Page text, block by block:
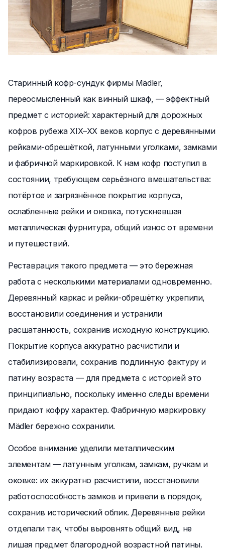
Старинный кофр-сундук фирмы Mädler,
переосмысленный как винный шкаф, — эффектный
предмет с историей: характерный для дорожных
кофров рубежа XIX–XX веков корпус с деревянными
рейками-обрешёткой, латунными уголками, замками
и фабричной маркировкой. К нам кофр поступил в
состоянии, требующем серьёзного вмешательства:
потёртое и загрязнённое покрытие корпуса,
ослабленные рейки и оковка, потускневшая
металлическая фурнитура, общий износ от времени
и путешествий.
Реставрация такого предмета — это бережная
работа с несколькими материалами одновременно.
Деревянный каркас и рейки-обрешётку укрепили,
восстановили соединения и устранили
расшатанность, сохранив исходную конструкцию.
Покрытие корпуса аккуратно расчистили и
стабилизировали, сохранив подлинную фактуру и
патину возраста — для предмета с историей это
принципиально, поскольку именно следы времени
придают кофру характер. Фабричную маркировку
Mädler бережно сохранили.
Особое внимание уделили металлическим
элементам — латунным уголкам, замкам, ручкам и
оковке: их аккуратно расчистили, восстановили
работоспособность замков и привели в порядок,
сохранив исторический облик. Деревянные рейки
отделали так, чтобы выровнять общий вид, не
лишая предмет благородной возрастной патины.